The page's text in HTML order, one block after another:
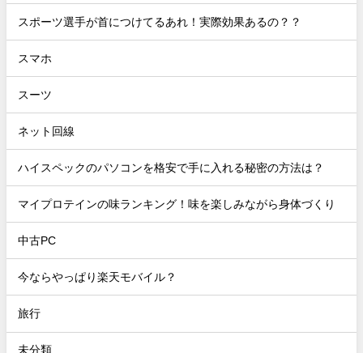
スポーツ選手が首につけてるあれ！実際効果あるの？？
スマホ
スーツ
ネット回線
ハイスペックのパソコンを格安で手に入れる秘密の方法は？
マイプロテインの味ランキング！味を楽しみながら身体づくり
中古PC
今ならやっぱり楽天モバイル？
旅行
未分類